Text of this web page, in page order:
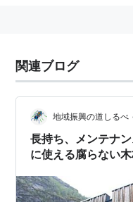
関連ブログ
地域振興の道しるべ
長持ち、メンテ
に使える腐らない